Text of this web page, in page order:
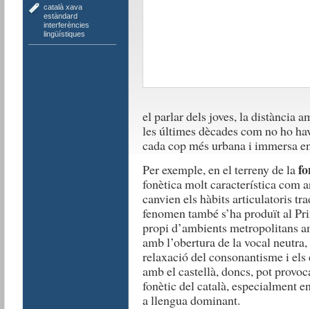
català xava,
estàndard,
interferències
lingüístiques
el parlar dels joves, la distància
les últimes dècades com no ho
cada cop més urbana i immersa
Per exemple, en el terreny de la
fonètica molt característica com
canvien els hàbits articulatoris
fenomen també s’ha produït al
propi d’ambients metropolitans
amb l’obertura de la vocal
relaxació del consonantisme i
amb el castellà, doncs, pot
fonètic del català, especialment
a llengua dominant.